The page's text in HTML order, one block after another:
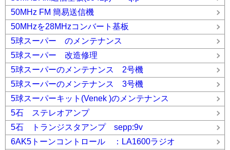
50MHz FM 簡易送信機
50MHzを28MHzコンバート基板
5球スーパー のメンテナンス
5球スーパー 改造修理
5球スーパーのメンテナンス 2号機
5球スーパーのメンテナンス 3号機
5球スーパーキット(Venek )のメンテナンス
5石 ステレオアンプ
5石 トランジスタアンプ sepp:9v
6AK5トーンコントロール ：LA1600ラジオ